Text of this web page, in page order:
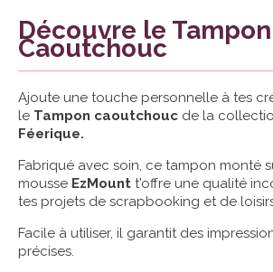
Découvre le Tampon
Caoutchouc
Ajoute une touche personnelle à tes
le Tampon caoutchouc de la
Féerique.
Fabriqué avec soin, ce tampon monté
mousse EzMount t'offre une qualité
tes projets de scrapbooking et de
Facile à utiliser, il garantit des
précises.